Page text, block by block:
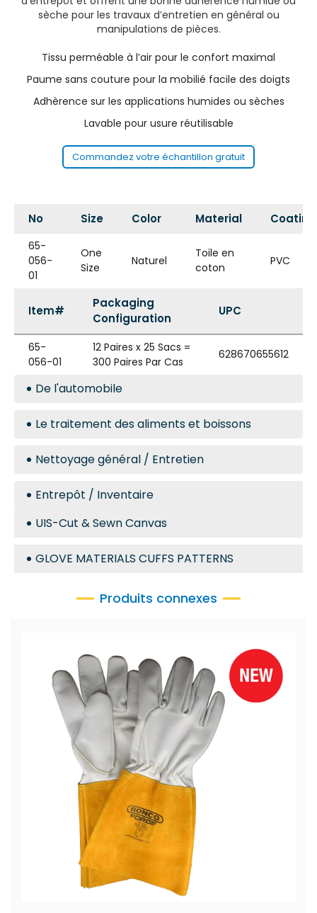
sèche pour les travaux d’entretien en général ou
manipulations de pièces.
Tissu perméable à l’air pour le confort maximal
Paume sans couture pour la mobilié facile des doigts
Adhèrence sur les applications humides ou sèches
Lavable pour usure réutilisable
Commandez votre échantillon gratuit
No Size Color Material Coating
65-
056-
01
One
Size
Naturel
Toile en
coton
PVC
Item#
Packaging
Configuration
UPC
65-
056-01
12 Paires x 25 Sacs =
300 Paires Par Cas
628670655612
De l'automobile
Le traitement des aliments et boissons
Nettoyage général / Entretien
Entrepôt / Inventaire
UIS-Cut & Sewn Canvas
GLOVE MATERIALS CUFFS PATTERNS
Produits connexes